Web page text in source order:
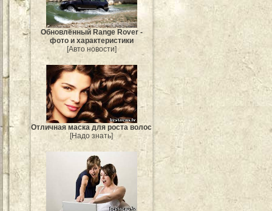
Обновлённый Range Rover -
фото и характеристики
[Авто новости]
Отличная маска для роста волос
[Надо знать]